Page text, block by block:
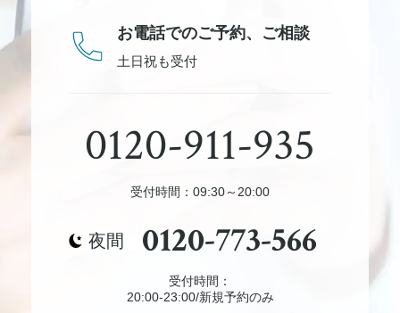
お電話でのご予約、 ご相談
土日祝も受付
0120-911-935
受付時間：09:30～20:00
夜間 0120-773-566
受付時間：
20:00-23:00/新規予約のみ